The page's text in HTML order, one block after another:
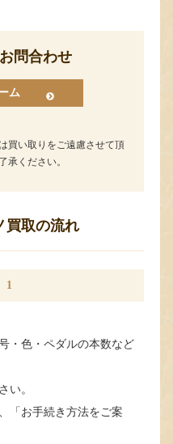
問合わせ
ム
買い取りをご遠慮させて頂
承ください。
買取の流れ
1
・色・ペダルの本数など
い。
「お手続き方法をご案